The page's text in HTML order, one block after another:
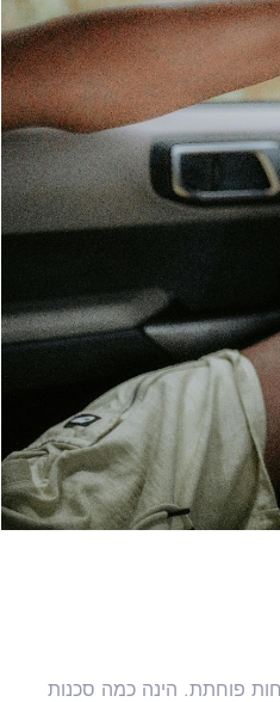
פוחתת. הינה כמה סכנות